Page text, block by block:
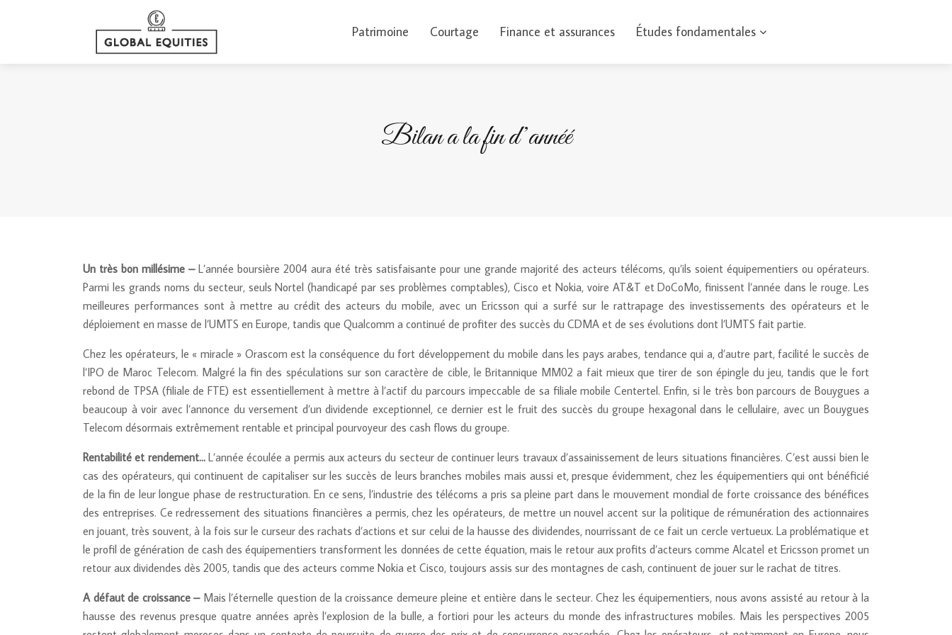
Patrimoine Courtage Finance et assurances Études fondamentales
Bilan a la fin d’annéé
Un très bon millésime –L’année boursière 2004 aura été très satisfaisante pour une grande majorité des acteurs télécoms, qu’ils soient équipementiers ou opérateurs.
Parmi les grands noms du secteur, seuls Nortel (handicapé par ses problèmes comptables), Cisco et Nokia, voire AT&T et DoCoMo, finissent l’année dans le rouge. Les
meilleures performances sont à mettre au crédit des acteurs du mobile, avec un Ericsson qui a surfé sur le rattrapage des investissements des opérateurs et le
déploiement en masse de l’UMTS en Europe, tandis que Qualcomm a continué de profiter des succès du CDMA et de ses évolutions dont l’UMTS fait partie.
Chez les opérateurs, le « miracle » Orascom est la conséquence du fort développement du mobile dans les pays arabes, tendance qui a, d’autre part, facilité le succès de
l’IPO de Maroc Telecom. Malgré la fin des spéculations sur son caractère de cible, le Britannique MM02 a fait mieux que tirer de son épingle du jeu, tandis que le fort
rebond de TPSA (filiale de FTE) est essentiellement à mettre à l’actif du parcours impeccable de sa filiale mobile Centertel. Enfin, si le très bon parcours de Bouygues a
beaucoup à voir avec l’annonce du versement d’un dividende exceptionnel, ce dernier est le fruit des succès du groupe hexagonal dans le cellulaire, avec un Bouygues
Telecom désormais extrêmement rentable et principal pourvoyeur des cash flows du groupe.
Rentabilité et rendement…L’année écoulée a permis aux acteurs du secteur de continuer leurs travaux d’assainissement de leurs situations financières. C’est aussi bien le
cas des opérateurs, qui continuent de capitaliser sur les succès de leurs branches mobiles mais aussi et, presque évidemment, chez les équipementiers qui ont bénéficié
de la fin de leur longue phase de restructuration. En ce sens, l’industrie des télécoms a pris sa pleine part dans le mouvement mondial de forte croissance des bénéfices
des entreprises. Ce redressement des situations financières a permis, chez les opérateurs, de mettre un nouvel accent sur la politique de rémunération des actionnaires
en jouant, très souvent, à la fois sur le curseur des rachats d’actions et sur celui de la hausse des dividendes, nourrissant de ce fait un cercle vertueux. La problématique et
le profil de génération de cash des équipementiers transforment les données de cette équation, mais le retour aux profits d’acteurs comme Alcatel et Ericsson promet un
retour aux dividendes dès 2005, tandis que des acteurs comme Nokia et Cisco, toujours assis sur des montagnes de cash, continuent de jouer sur le rachat de titres.
A défaut de croissance –Mais l’éternelle question de la croissance demeure pleine et entière dans le secteur. Chez les équipementiers, nous avons assisté au retour à la
hausse des revenus presque quatre années après l’explosion de la bulle, a fortiori pour les acteurs du monde des infrastructures mobiles. Mais les perspectives 2005